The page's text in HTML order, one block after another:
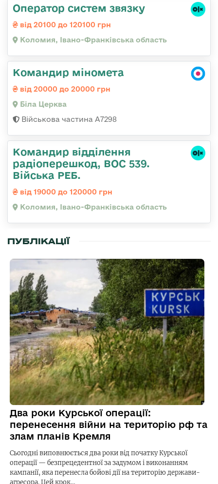
Оператор систем звязку
від 20100 до 120100 грн
Коломия, Івано-Франківська область
Командир міномета
від 20000 до 20000 грн
Біла Церква
Військова частина А7298
Командир відділення
радіоперешкод, ВОС 539.
Війська РЕБ.
від 19000 до 120000 грн
Коломия, Івано-Франківська область
ПУБЛІКАЦІЇ
Два роки Курської операції:
перенесення війни на територію рф та
злам планів Кремля
Сьогодні виповнюється два роки від початку Курської
операції — безпрецедентної за задумом і виконанням
кампанії, яка перенесла бойові дії на територію держави-